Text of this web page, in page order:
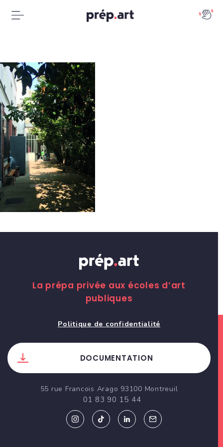
La prépa privée aux écoles d’art
publiques
Politique de confidentialité
DOCUMENTATION
55 rue Francois Arago 93100 Montreuil
01 83 90 15 44